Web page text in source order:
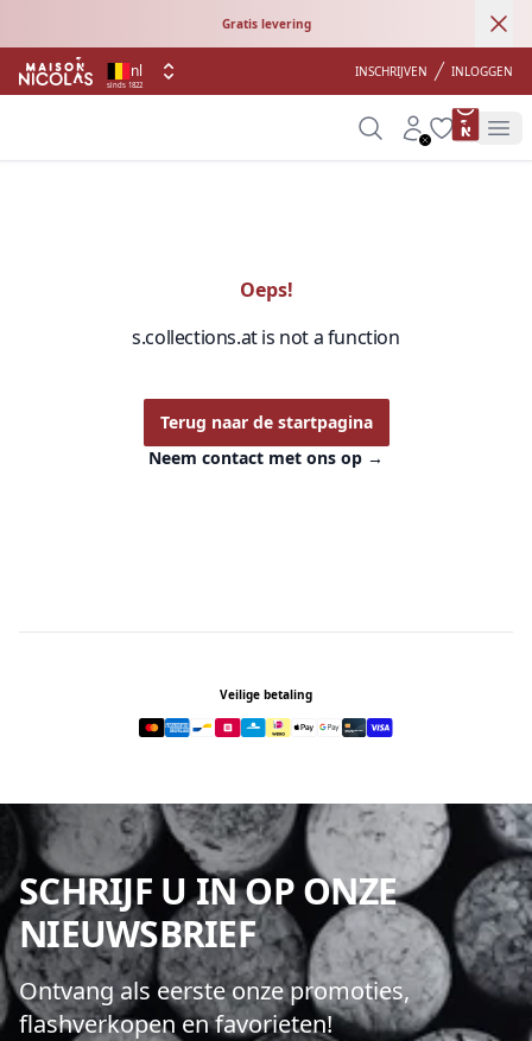
Gratis levering
sinds 1822
nl INSCHRIJVEN INLOGGEN
SearchAccount
Wishlist
Oeps!
s.collections.at is not a function
Terug naar de startpagina
Neem contact met ons op →
Veilige betaling
SCHRIJF U IN OP ONZE
NIEUWSBRIEF
Ontvang als eerste onze promoties,
flashverkopen en favorieten!